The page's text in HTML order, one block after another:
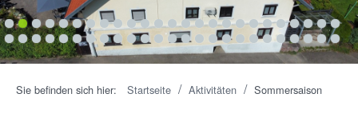
1 2 3 4 5 6 7 8 910111213141516171819202122232425
262728293031323334 3536 37 383940 41424344454647484950
Sie befinden sich hier: Startseite / Aktivitäten / Sommersaison